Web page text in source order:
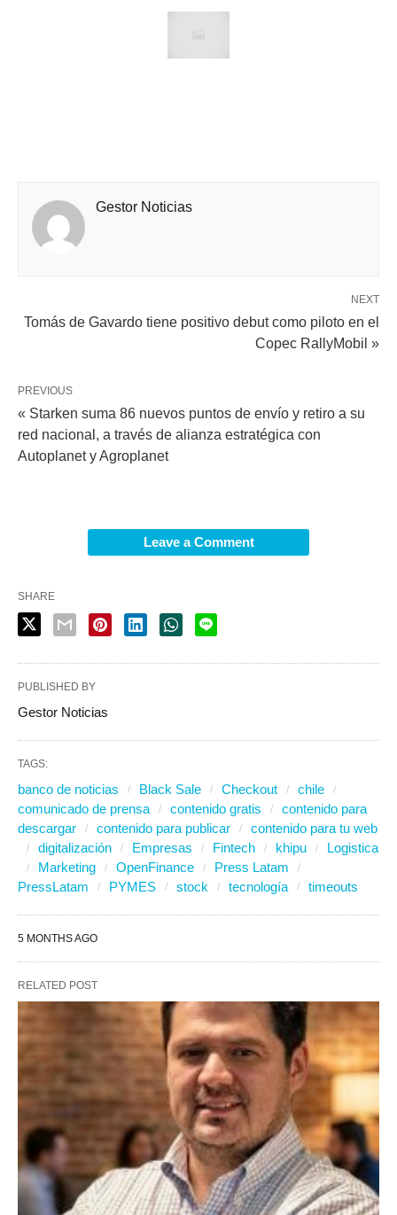
Gestor Noticias
NEXT
Tomás de Gavardo tiene positivo debut como piloto en el
Copec RallyMobil »
PREVIOUS
« Starken suma 86 nuevos puntos de envío y retiro a su
red nacional, a través de alianza estratégica con
Autoplanet y Agroplanet
Leave a Comment
SHARE
PUBLISHED BY
Gestor Noticias
TAGS:
banco de noticias Black Sale Checkout
chile
comunicado de prensa
contenido gratis
contenido para
descargar
contenido para publicar
contenido para tu web
digitalización
Empresas Fintech khipu
Logistica
Marketing
OpenFinance
Press Latam
PressLatam
PYMES stock tecnología timeouts
5 MONTHS AGO
RELATED POST